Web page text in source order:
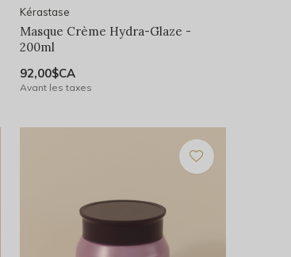
Kérastase
Masque Crème Hydra-Glaze -
200ml
92,00$CA
Avant les taxes